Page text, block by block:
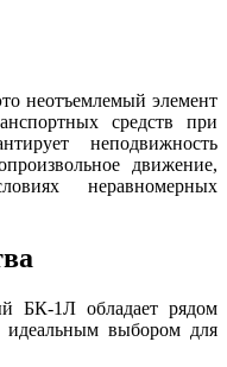
неотъемлемый элемент
средств при
неподвижность
движение,
неравномерных
БК-1Л обладает рядом
идеальным выбором для